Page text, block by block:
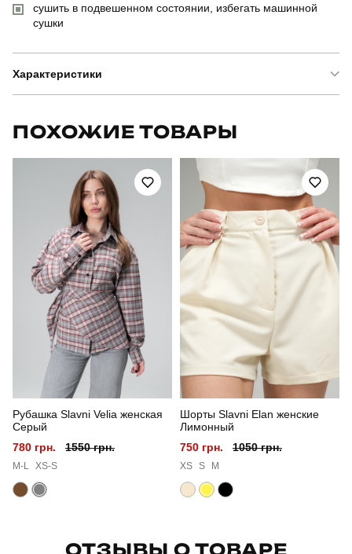
сушить в подвешенном состоянии, избегать машинной
сушки
Характеристики
PNcr2761Spx
Призначення тактичні
Стиль військовий
Склад тканини 100% поліестер
Країна - виробник україна
ПОХОЖИЕ ТОВАРЫ
Рубашка Slavni Velia женская
Серый
780 грн.
1550 грн.
M-L XS-S
Шорты Slavni Elan женские
Лимонный
750 грн.
1050 грн.
XS S M
ОТЗЫВЫ О ТОВАРЕ